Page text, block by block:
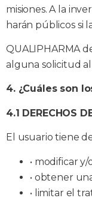
misiones. A la
harán públicos si
QUALIPHARMA
alguna solicitud
4. ¿Cuáles son
4.1 DERECHOS
El usuario tiene
• modificar
• obtener
• limitar el